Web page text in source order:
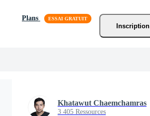
Plans
Inscription
Khatawut Chaemchamras
3 405 Ressources